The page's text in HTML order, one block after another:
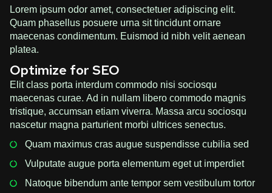
Lorem ipsum odor amet, consectetuer adipiscing elit.
Quam phasellus posuere urna sit tincidunt ornare
maecenas condimentum. Euismod id nibh velit aenean
platea.
Optimize for SEO
Elit class porta interdum commodo nisi sociosqu
maecenas curae. Ad in nullam libero commodo magnis
tristique, accumsan etiam viverra. Massa arcu sociosqu
nascetur magna parturient morbi ultrices senectus.
Quam maximus cras augue suspendisse cubilia sed
Vulputate augue porta elementum eget ut imperdiet
Natoque bibendum ante tempor sem vestibulum tortor